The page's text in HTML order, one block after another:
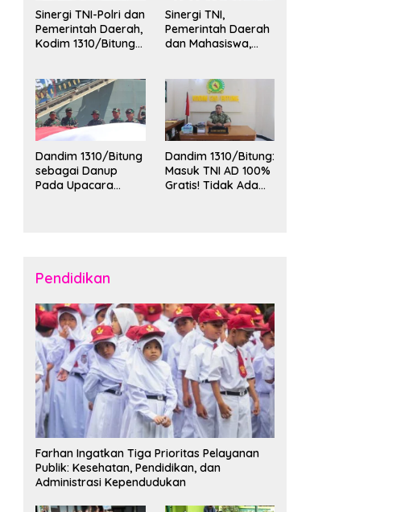
Sinergi TNI-Polri dan
Pemerintah Daerah,
Kodim 1310/Bitung
Wilayah Kota Bitung
Sinergi TNI,
Pemerintah Daerah
dan Mahasiswa,
Mahasiswa KKT
Unsrat Manado di
Kota Bitung
Dandim 1310/Bitung
sebagai Danup
Pada Upacara
Talaud dan Sangihe
Dandim 1310/Bitung:
Masuk TNI AD 100%
Gratis! Tidak Ada
Pendidikan
Farhan Ingatkan Tiga Prioritas Pelayanan
Publik: Kesehatan, Pendidikan, dan
Administrasi Kependudukan